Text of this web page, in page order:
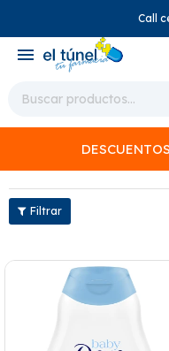
Call
menu
DESCUENTOS
close